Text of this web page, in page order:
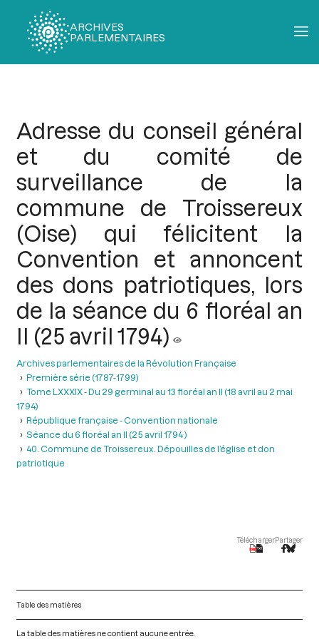
ARCHIVES
PARLEMENTAIRES
Adresse du conseil général
et du comité de
surveillance de la
commune de Troissereux
(Oise) qui félicitent la
Convention et annoncent
des dons patriotiques, lors
de la séance du 6 floréal an
II (25 avril 1794)
Archives parlementaires de la Révolution Française
Première série (1787-1799)
Tome LXXXIX - Du 29 germinal au 13 floréal an II (18 avril au 2 mai
1794)
République française - Convention nationale
Séance du 6 floréal an II (25 avril 1794 )
40. Commune de Troissereux. Dépouilles de l’église et don
patriotique
TéléchargerPartager
Table des matières
La table des matières ne contient aucune entrée.